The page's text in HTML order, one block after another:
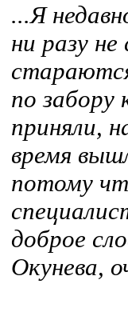
...Я
ни разу
по забору
приняли,
время
потому
доброе
Окунева,